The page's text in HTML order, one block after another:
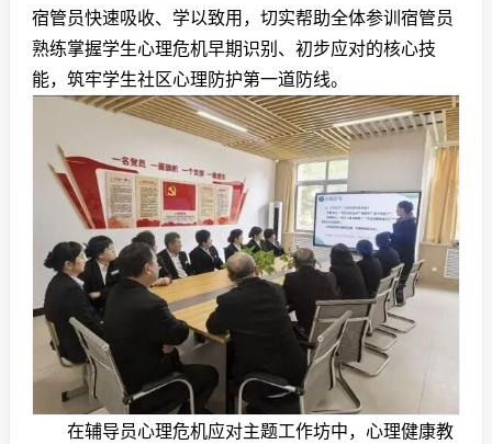
宿管员快速吸收、学以致用，切实帮助全体参训宿管员
熟练掌握学生心理危机早期识别、初步应对的核心技
能，筑牢学生社区心理防护第一道防线。
在辅导员心理危机应对主题工作坊中，心理健康教